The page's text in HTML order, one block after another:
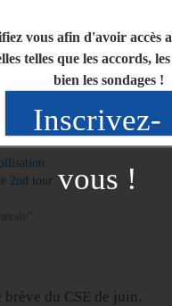
vous afin d'avoir accès
telles que les accords,
bien les sondages !
Inscrivez-
vous !
confiance!
Élections
23/10/2018
Dans "Actu
2nd tour
brève du CSE de juin,